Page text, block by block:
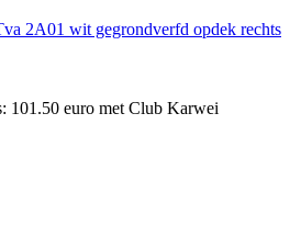
2A01 wit gegrondverfd opdek rechts
101.50 euro met Club Karwei